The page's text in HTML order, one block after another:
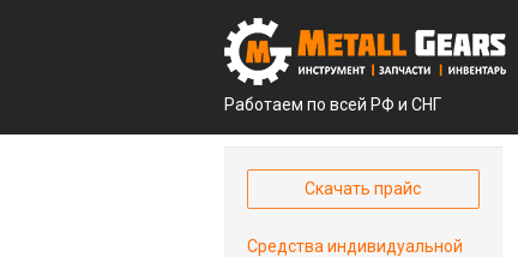
Работаем по всей РФ и СНГ
Скачать прайс
Средства индивидуальной